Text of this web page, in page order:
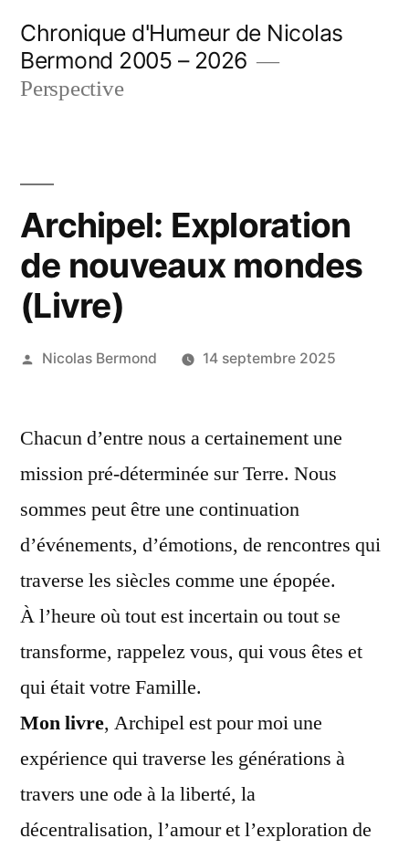
contenu
Chronique d'Humeur de Nicolas
Bermond 2005 – 2026
Perspective
Archipel: Exploration
de nouveaux mondes
(Livre)
Publié
Nicolas Bermond 14 septembre 2025
Chacun d’entre nous a certainement une
mission pré-déterminée sur Terre. Nous
sommes peut être une continuation
d’événements, d’émotions, de rencontres qui
traverse les siècles comme une épopée.
À l’heure où tout est incertain ou tout se
transforme, rappelez vous, qui vous êtes et
qui était votre Famille.
Mon livre, Archipel est pour moi une
expérience qui traverse les générations à
travers une ode à la liberté, la
décentralisation, l’amour et l’exploration de